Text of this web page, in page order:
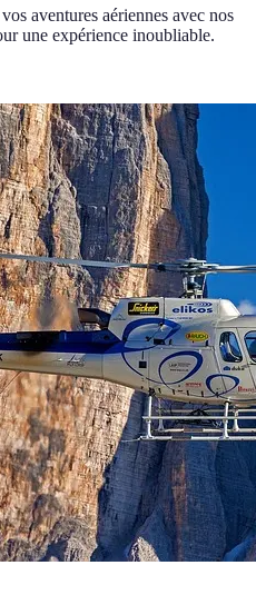
aventures aériennes avec nos
une expérience inoubliable.